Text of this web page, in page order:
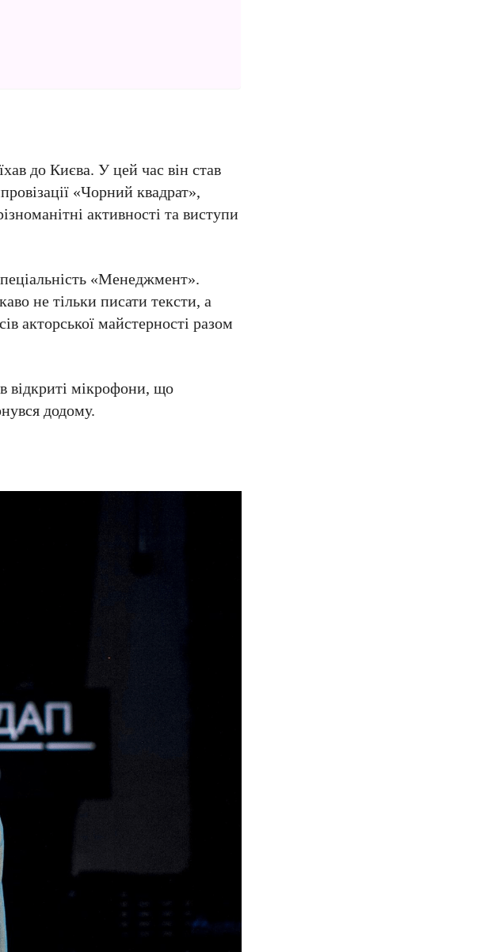
до Києва. У цей час він став
«Чорний квадрат»,
активності та виступи
«Менеджмент».
не тільки писати тексти, а
акторської майстерності разом
відкриті мікрофони, що
додому.